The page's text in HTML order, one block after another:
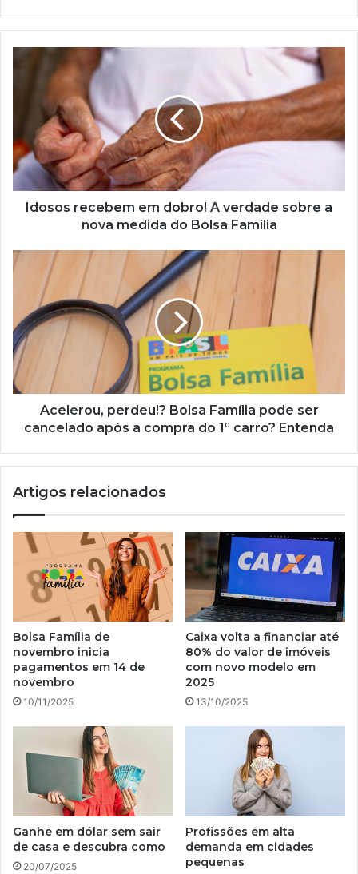
Idosos
recebem
dobro!
verdade
sobre
a
nova
medida
Família
Idosos recebem em dobro! A verdade sobre a
nova medida do Bolsa Família
Acelerou,
perdeu!?
Família
pode
ser
cancelado
após
a
compra
carro?
Acelerou, perdeu!? Bolsa Família pode ser
cancelado após a compra do 1° carro? Entenda
Artigos relacionados
Bolsa Família de
novembro inicia
pagamentos em 14 de
novembro
10/11/2025
Caixa volta a financiar até
80% do valor de imóveis
com novo modelo em
2025
13/10/2025
Ganhe em dólar sem sair
de casa e descubra como
20/07/2025
Profissões em alta
demanda em cidades
pequenas